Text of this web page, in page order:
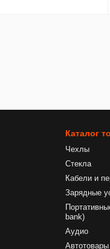
Каталог
Чехлы
Стекла
Кабели и
Зарядные
bank)
Аудио
Автотовары